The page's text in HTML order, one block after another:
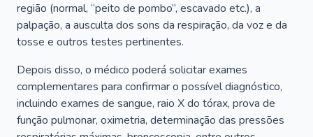
região (normal, “peito de pombo”, escavado etc.), a
palpação, a ausculta dos sons da respiração, da voz e da
tosse e outros testes pertinentes.
Depois disso, o médico poderá solicitar exames
complementares para confirmar o possível diagnóstico,
incluindo exames de sangue, raio X do tórax, prova de
função pulmonar, oximetria, determinação das pressões